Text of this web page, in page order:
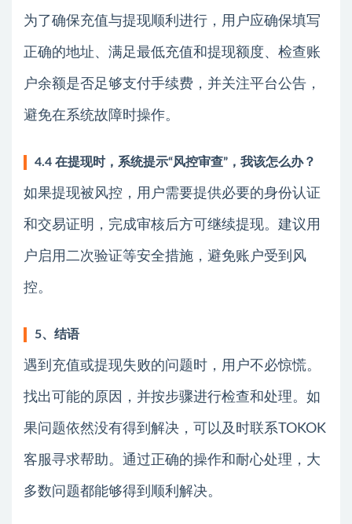
为了确保充值与提现顺利进行，用户应确保填写
正确的地址、满足最低充值和提现额度、检查账
户余额是否足够支付手续费，并关注平台公告，
避免在系统故障时操作。
4.4 在提现时，系统提示“风控审查”，我该怎么办？
如果提现被风控，用户需要提供必要的身份认证
和交易证明，完成审核后方可继续提现。建议用
户启用二次验证等安全措施，避免账户受到风
控。
5、结语
遇到充值或提现失败的问题时，用户不必惊慌。
找出可能的原因，并按步骤进行检查和处理。如
果问题依然没有得到解决，可以及时联系TOKOK
客服寻求帮助。通过正确的操作和耐心处理，大
多数问题都能够得到顺利解决。